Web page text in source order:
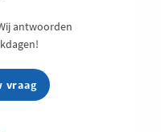
antwoorden
vraag